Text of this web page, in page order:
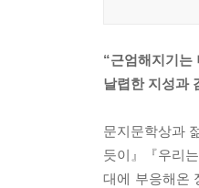
“근엄해지기는
날렵한 지성과
문지문학상과
듯이』『우리
대에 부응해온